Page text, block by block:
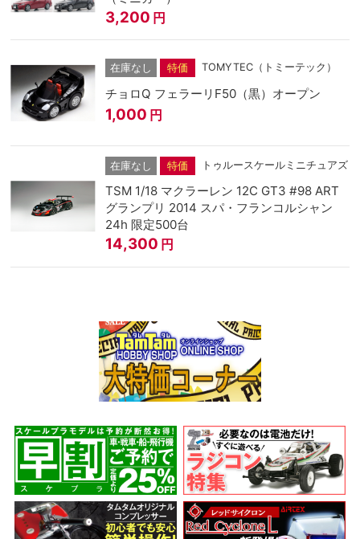
3,200 円
在庫なし 特価 TOMYTEC（トミーテック）
チョロQ フェラーリF50（黒）オープン
1,000 円
在庫なし 特価 トゥルースケールミニチュアズ
TSM 1/18 マクラーレン 12C GT3 #98 ART
グランプリ 2014 スパ・フランコルシャン
24h 限定500台
14,300 円